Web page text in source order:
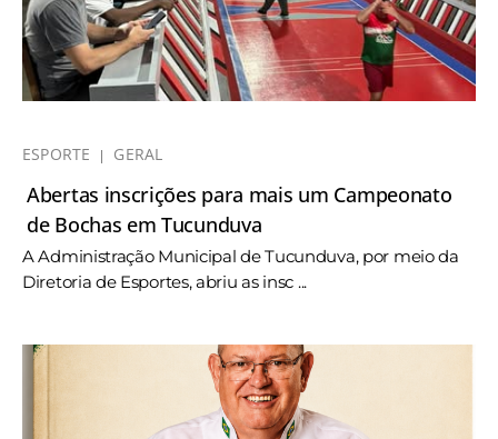
ESPORTE GERAL
Abertas inscrições para mais um Campeonato
de Bochas em Tucunduva
A Administração Municipal de Tucunduva, por meio da
Diretoria de Esportes, abriu as insc ...